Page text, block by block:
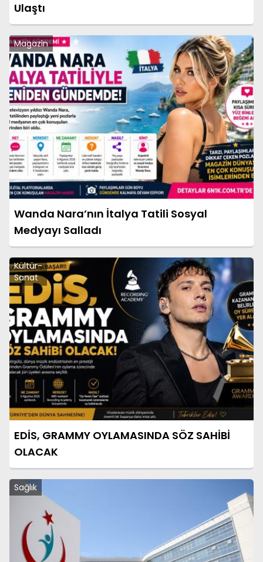
Ulaştı
Magazin
Wanda Nara’nın İtalya Tatili Sosyal
Medyayı Salladı
Kültür-
Sanat
EDİS, GRAMMY OYLAMASINDA SÖZ SAHİBİ
OLACAK
Sağlık